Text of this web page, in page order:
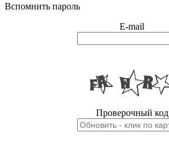
Вспомнить пароль
E-mail
Проверочный код